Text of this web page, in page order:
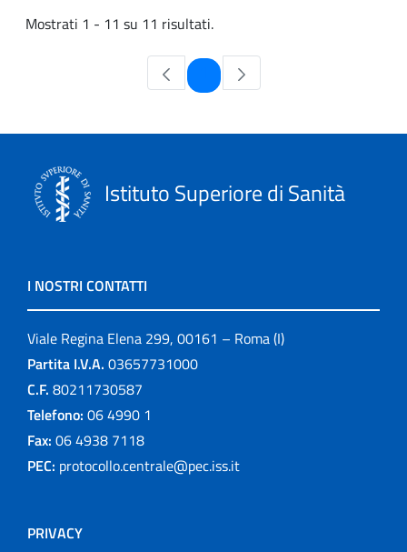
Mostrati 1 - 11 su 11 risultati.
Pagina
Istituto Superiore di Sanità
I NOSTRI CONTATTI
Viale Regina Elena 299, 00161 – Roma (I)
Partita I.V.A. 03657731000
C.F. 80211730587
Telefono: 06 4990 1
Fax: 06 4938 7118
PEC: protocollo.centrale@pec.iss.it
PRIVACY